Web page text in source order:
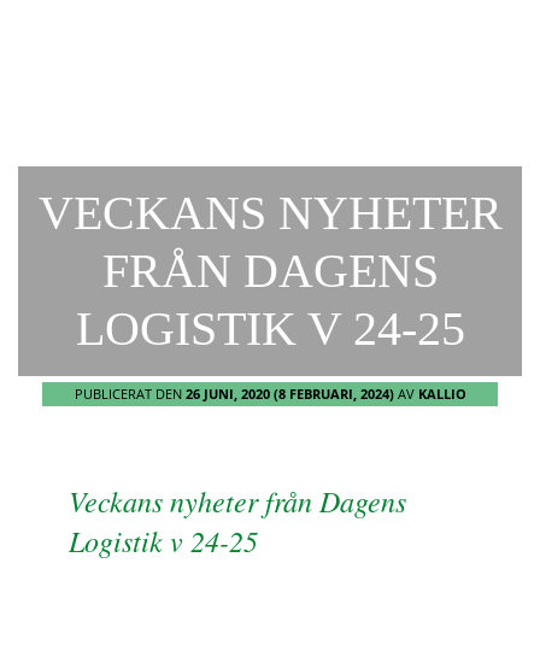
VECKANS NYHETER
FRÅN DAGENS
LOGISTIK V 24-25
PUBLICERAT DEN 26 JUNI, 2020(8 FEBRUARI, 2024) AV KALLIO
Veckans nyheter från Dagens
Logistik v 24-25